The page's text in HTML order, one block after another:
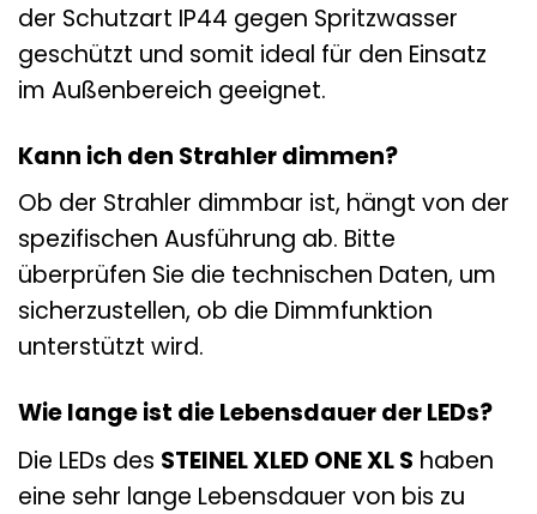
der Schutzart IP44 gegen Spritzwasser
geschützt und somit ideal für den Einsatz
im Außenbereich geeignet.
Kann ich den Strahler dimmen?
Ob der Strahler dimmbar ist, hängt von der
spezifischen Ausführung ab. Bitte
überprüfen Sie die technischen Daten, um
sicherzustellen, ob die Dimmfunktion
unterstützt wird.
Wie lange ist die Lebensdauer der LEDs?
Die LEDs des STEINEL XLED ONE XL S haben
eine sehr lange Lebensdauer von bis zu